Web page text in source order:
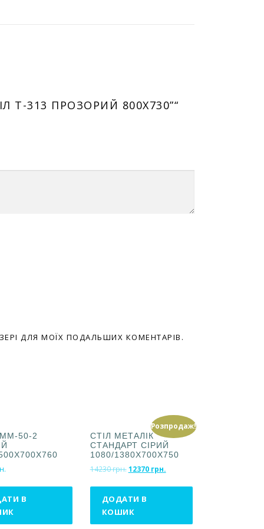
313 ПРОЗОРИЙ 800Х730”“
ДЛЯ МОЇХ ПОДАЛЬШИХ КОМЕНТАРІВ.
50-2
В
Розпродаж!
СТІЛ МЕТАЛІК
СТАНДАРТ СІРИЙ
1080/1380Х700Х750
14230грн.О
г
і
12370 грн.П
ДОДАТИ В
КОШИК